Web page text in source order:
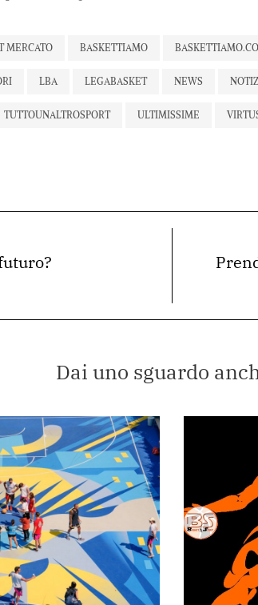
MERCATO BASKETTIAMO
LBA LEGABASKET NEWS
TUTTOUNALTROSPORT ULTIMISSIME
Dai uno sguardo